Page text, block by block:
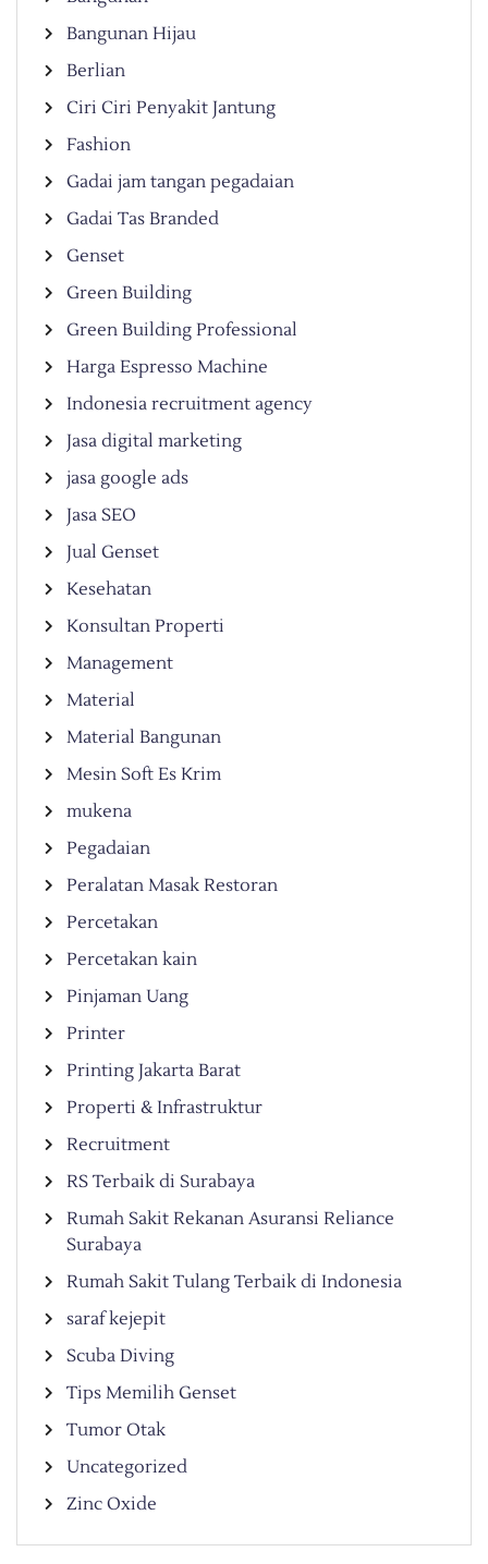
Bangunan Hijau
Berlian
Ciri Ciri Penyakit Jantung
Fashion
Gadai jam tangan pegadaian
Gadai Tas Branded
Genset
Green Building
Green Building Professional
Harga Espresso Machine
Indonesia recruitment agency
Jasa digital marketing
jasa google ads
Jasa SEO
Jual Genset
Kesehatan
Konsultan Properti
Management
Material
Material Bangunan
Mesin Soft Es Krim
mukena
Pegadaian
Peralatan Masak Restoran
Percetakan
Percetakan kain
Pinjaman Uang
Printer
Printing Jakarta Barat
Properti & Infrastruktur
Recruitment
RS Terbaik di Surabaya
Rumah Sakit Rekanan Asuransi Reliance
Surabaya
Rumah Sakit Tulang Terbaik di Indonesia
saraf kejepit
Scuba Diving
Tips Memilih Genset
Tumor Otak
Uncategorized
Zinc Oxide